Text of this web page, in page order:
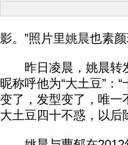
影。”照片里姚晨也素
昨日凌晨，姚晨转
昵称呼他为“大土豆”：
变了，发型变了，唯一
大土豆四十不惑，以后